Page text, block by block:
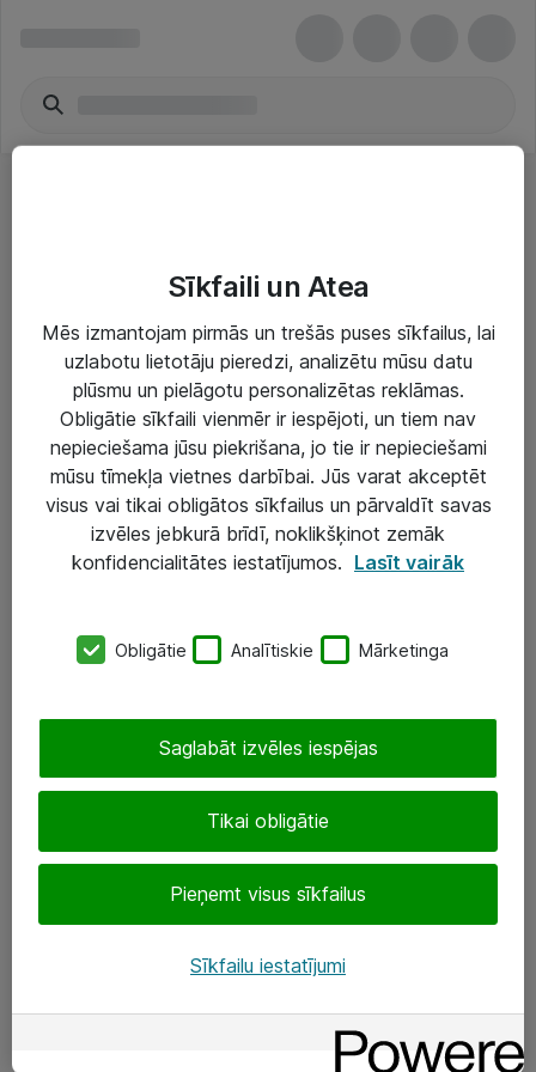
Risinājumi & Pakalpojumi
IT serviss un atbalsts
IT infrastruktūra
Darba vietu IT risinājumi
SIA „ATEA”
+(371) 67 81 90 50
eShop@atea.lv
Sekojiet mums
Sīkfaili un Atea
Mēs izmantojam pirmās un trešās puses sīkfailus, lai
uzlabotu lietotāju pieredzi, analizētu mūsu datu
plūsmu un pielāgotu personalizētas reklāmas.
Obligātie sīkfaili vienmēr ir iespējoti, un tiem nav
nepieciešama jūsu piekrišana, jo tie ir nepieciešami
mūsu tīmekļa vietnes darbībai. Jūs varat akceptēt
visus vai tikai obligātos sīkfailus un pārvaldīt savas
izvēles jebkurā brīdī, noklikšķinot zemāk
konfidencialitātes iestatījumos. Lasīt vairāk
Obligātie Analītiskie Mārketinga
Tikai obligātie
Pieņemt visus sīkfailus
Saglabāt izvēles iespējas
Sīkfailu iestatījumi